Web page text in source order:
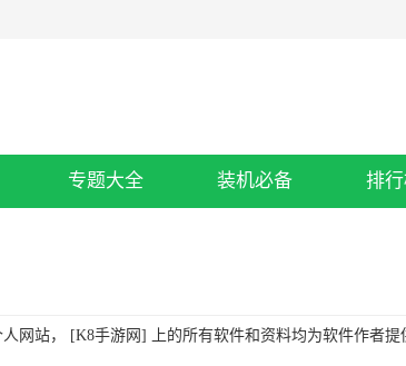
专题大全 装机必备 排
网站， [K8手游网] 上的所有软件和资料均为软件作者